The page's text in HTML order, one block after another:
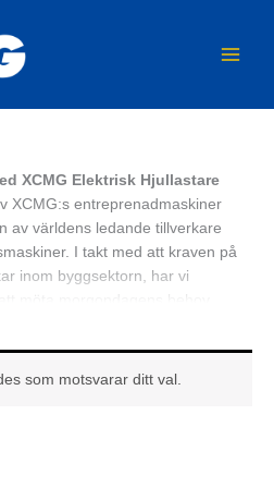
XCMG Elektrisk Hjullastare
XCMG:s entreprenadmaskiner
av världens ledande tillverkare
I takt med att kraven på
inom byggsektorn, har vi
möta morgondagens behov
där vi kombinerar
med avancerad
som motsvarar ditt val.